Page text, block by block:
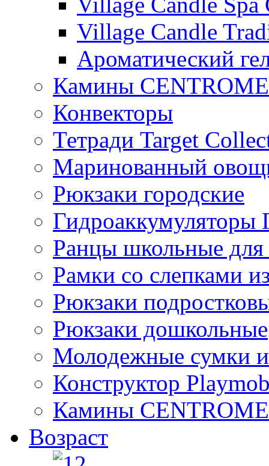
Village Candle
Ароматический
Камины
Конвекторы
Тетради Target
Маринованный
Рюкзаки городские
Ранцы школьные
Рамки со слепками
Рюкзаки
Рюкзаки дошкольные
Молодежные сумки
Конструктор
Камины
Возраст